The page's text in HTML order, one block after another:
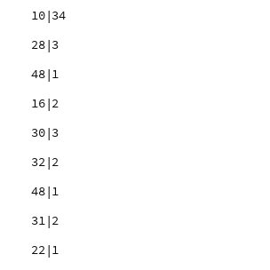
10|34
28|3
48|1
16|2
30|3
32|2
48|1
31|2
22|1